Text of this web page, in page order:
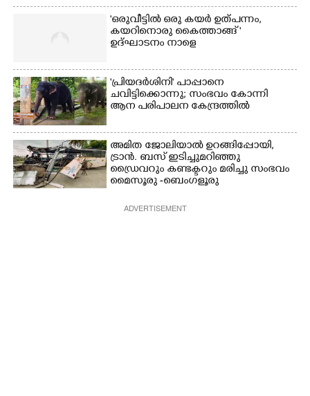
'ഒരുവീട്ടിൽ ഒരു കയർ ഉത്പന്നം,
കയറിനൊരു കൈത്താങ്ങ് '
ഉദ്ഘാടനം നാളെ
'പ്രിയദർശിനി' പാപ്പാനെ
ചവിട്ടിക്കൊന്നു; സംഭവം കോന്നി
ആന പരിപാലന കേന്ദ്രത്തിൽ
അമിത ജോലിയാൽ ഉറങ്ങിപ്പോയി,
ട്രാൻ. ബസ് ഇടിച്ചുമറിഞ്ഞു
ഡ്രൈവറും കണ്ടക്ടറും മരിച്ചു സംഭവം
മൈസൂരു -ബെംഗളൂരു
നാലു പേരുടെ നില ഗുരുതരം
ADVERTISEMENT